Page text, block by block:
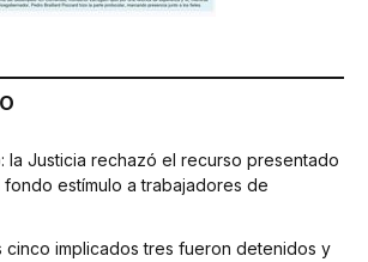
la Justicia rechazó el recurso presentado
estímulo a trabajadores de
cinco implicados tres fueron detenidos y